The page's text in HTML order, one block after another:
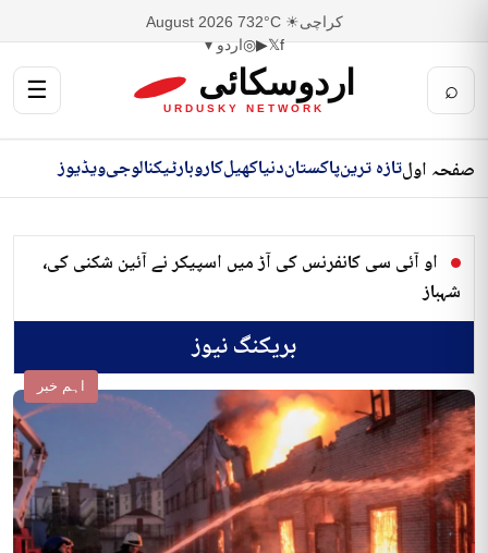
کراچی☀ 32°C
7 August 2026
f
𝕏
▶
◎اردو ▾
⌕ اردوسکائی
URDUSKY NETWORK
☰
صفحہ اولتازہ ترینپاکستاندنیاکھیلکاروبارٹیکنالوجیویڈیوز
او آئی سی کانفرنس کی آڑ میں اسپیکر نے آئین شکنی کی،
شہباز
بریکنگ نیوز
اہم خبر